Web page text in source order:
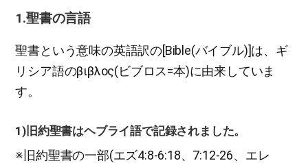
1.聖書の言語
聖書という意味の英語訳の[Bible(バイブル)]は、ギ
リシア語のβιβλος(ビブロス=本)に由来していま
す。
1)旧約聖書はヘブライ語で記録されました。
※旧約聖書の一部(エズ4:8-6:18、7:12-26、エレ